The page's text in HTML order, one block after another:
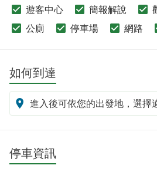
遊客中心 簡報解說
公廁
停車場 網路
如何到達
進入後可依您的出發地，選擇
停車資訊